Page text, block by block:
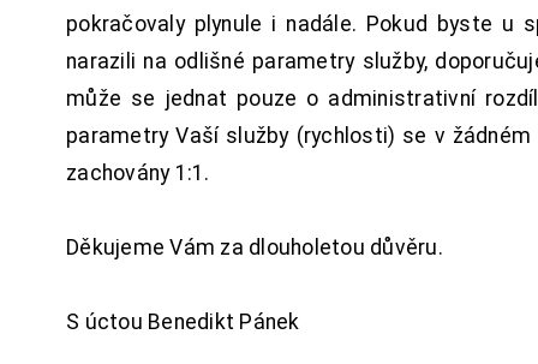
pokračovaly plynule i nadále. Pokud byste u
narazili na odlišné parametry služby,
může se jednat pouze o administrativní
parametry Vaší služby (rychlosti) se v
zachovány 1:1.
Děkujeme Vám za dlouholetou důvěru.
S úctou Benedikt Pánek